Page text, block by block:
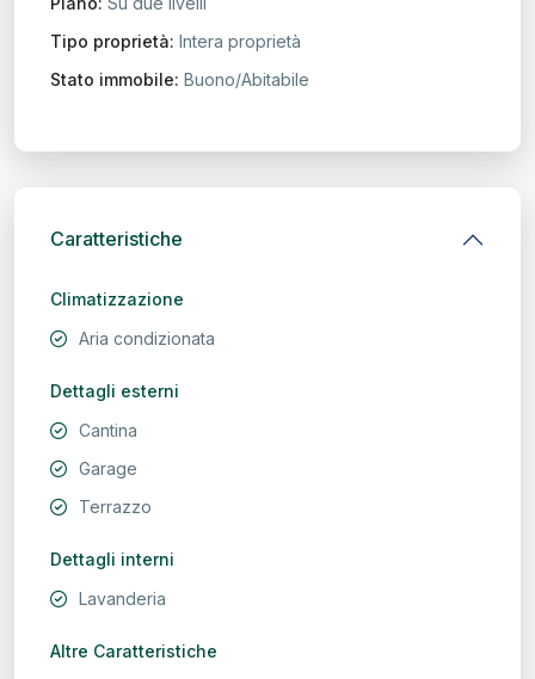
Tipo proprietà: Intera proprietà
Stato immobile: Buono/Abitabile
Caratteristiche
Climatizzazione
Aria condizionata
Dettagli esterni
Cantina
Garage
Terrazzo
Dettagli interni
Lavanderia
Altre Caratteristiche